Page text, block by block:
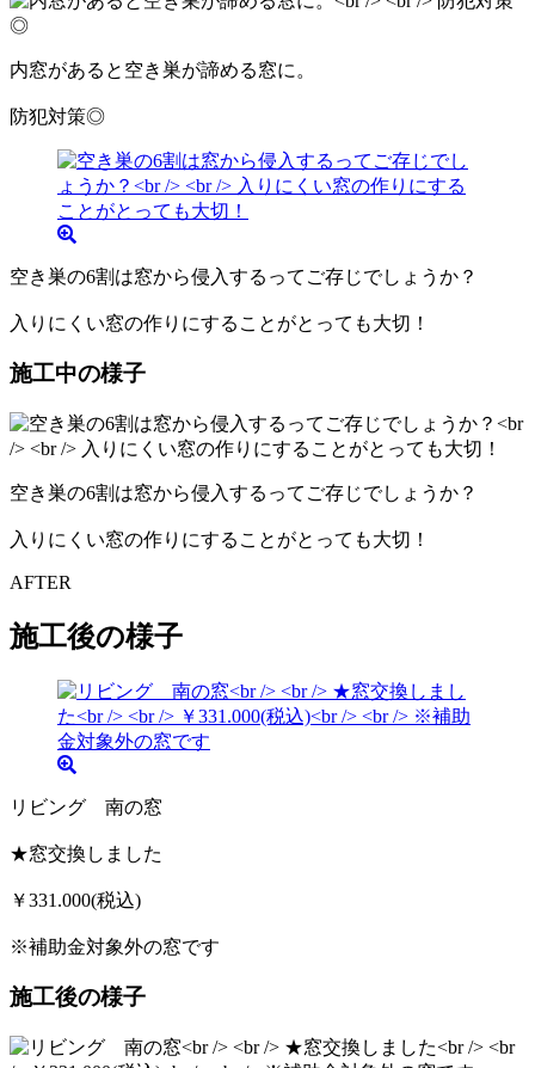
内窓があると空き巣が諦める窓に。
防犯対策◎
空き巣の6割は窓から侵入するってご存じでしょうか？
入りにくい窓の作りにすることがとっても大切！
施工中の様子
空き巣の6割は窓から侵入するってご存じでしょうか？
入りにくい窓の作りにすることがとっても大切！
AFTER
施工後の様子
リビング 南の窓
★窓交換しました
￥331.000(税込)
※補助金対象外の窓です
施工後の様子